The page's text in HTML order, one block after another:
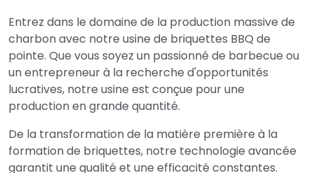
Entrez dans le domaine de la production massive de
charbon avec notre usine de briquettes BBQ de
pointe. Que vous soyez un passionné de barbecue ou
un entrepreneur à la recherche d'opportunités
lucratives, notre usine est conçue pour une
production en grande quantité.
De la transformation de la matière première à la
formation de briquettes, notre technologie avancée
garantit une qualité et une efficacité constantes.